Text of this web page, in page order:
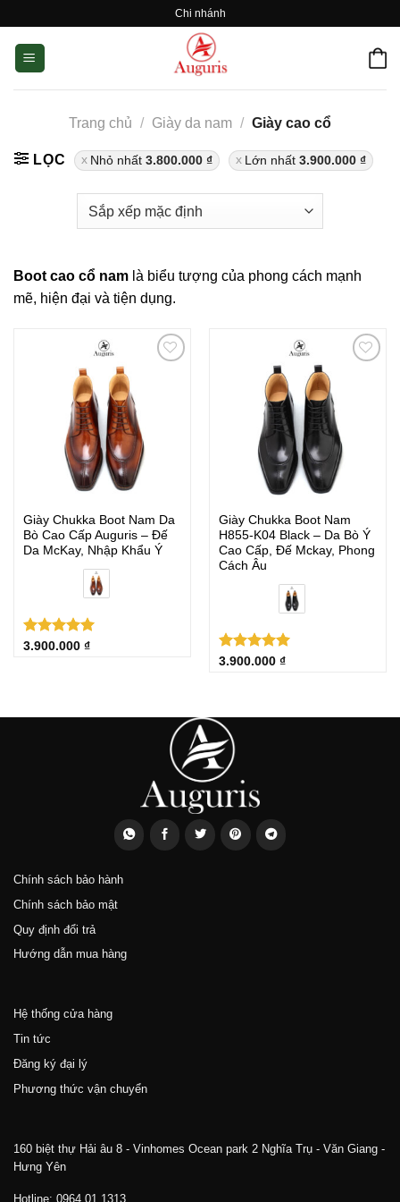
content
Chi nhánh
Trang chủ / Giày da nam / Giày cao cổ
LỌC Nhỏ nhất 3.800.000 ₫ Lớn nhất 3.900.000 ₫
Boot cao cổ nam là biểu tượng của phong cách mạnh
mẽ, hiện đại và tiện dụng.
Giày Chukka Boot Nam Da
Bò Cao Cấp Auguris – Đế
Da McKay, Nhập Khẩu Ý
Được xếp
3.900.000 ₫
Giày Chukka Boot Nam
H855‑K04 Black – Da Bò Ý
Cao Cấp, Đế Mckay, Phong
Cách Âu
Được xếp
3.900.000 ₫
Chính sách bảo hành
Chính sách bảo mật
Quy định đổi trả
Hướng dẫn mua hàng
Hệ thống cửa hàng
Tin tức
Đăng ký đại lý
Phương thức vận chuyển
160 biệt thự Hải âu 8 - Vinhomes Ocean park 2 Nghĩa Trụ - Văn Giang -
Hưng Yên
Hotline: 0964 01 1313